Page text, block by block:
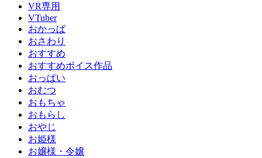
VR専用
VTuber
おかっぱ
おさわり
おすすめ
おすすめボイス作品
おっぱい
おむつ
おもちゃ
おもらし
おやじ
お姫様
お嬢様・令嬢